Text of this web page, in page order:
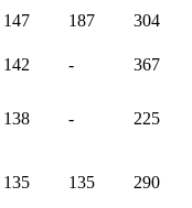
147 187 304
142 - 367
138 - 225
135 135 290